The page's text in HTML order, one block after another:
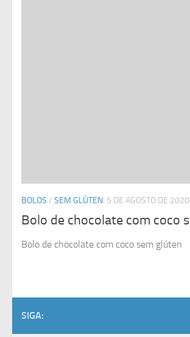
BOLOS / SEM GLÚTEN 5 DE AGOSTO DE 2020
Bolo de chocolate com coco
Bolo de chocolate com coco sem glúten
SIGA: